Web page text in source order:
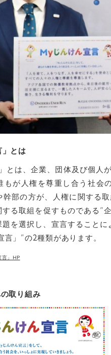
とは
とは、企業、団体及び個人
もが人権を尊重し合う社会
部の方が、人権に関する
る取組を促すものである“
を選択し、宣言すること
」”の2種類があります。
言」HP
取り組み